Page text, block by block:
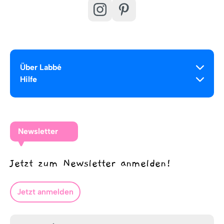
Über Labbé
Hilfe
Newsletter
Jetzt zum Newsletter anmelden!
Jetzt anmelden